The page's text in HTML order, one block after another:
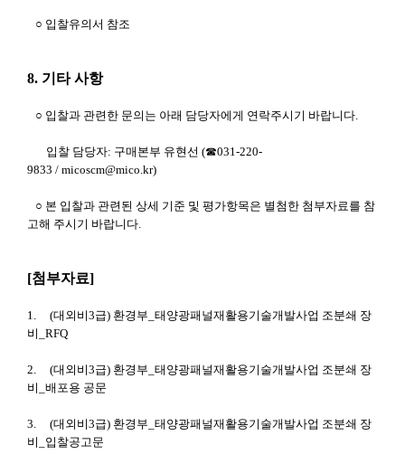
○ 입찰유의서 참조
8. 기타 사항
○ 입찰과 관련한 문의는 아래 담당자에게 연락주시기 바랍니다.
입찰 담당자: 구매본부 유현선 (☎031-220-
9833 / micoscm@mico.kr)
○ 본 입찰과 관련된 상세 기준 및 평가항목은 별첨한 첨부자료를 참
고해 주시기 바랍니다.
[첨부자료]
1. (대외비3급) 환경부_태양광패널재활용기술개발사업 조분쇄 장
비_RFQ
2. (대외비3급) 환경부_태양광패널재활용기술개발사업 조분쇄 장
비_배포용 공문
3. (대외비3급) 환경부_태양광패널재활용기술개발사업 조분쇄 장
비_입찰공고문